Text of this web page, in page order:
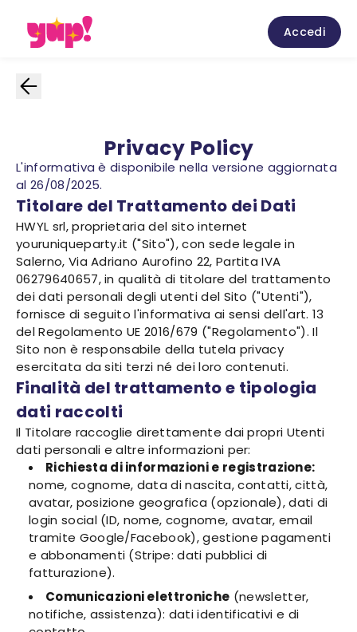
Accedi
Privacy Policy
L'informativa è disponibile nella versione aggiornata
al 26/08/2025.
Titolare del Trattamento dei Dati
HWYL srl, proprietaria del sito internet
youruniqueparty.it ("Sito"), con sede legale in
Salerno, Via Adriano Aurofino 22, Partita IVA
06279640657, in qualità di titolare del trattamento
dei dati personali degli utenti del Sito ("Utenti"),
fornisce di seguito l'informativa ai sensi dell'art. 13
del Regolamento UE 2016/679 ("Regolamento"). Il
Sito non è responsabile della tutela privacy
esercitata da siti terzi né dei loro contenuti.
Finalità del trattamento e tipologia
dati raccolti
Il Titolare raccoglie direttamente dai propri Utenti
dati personali e altre informazioni per:
Richiesta di informazioni e registrazione:
nome, cognome, data di nascita, contatti, città,
avatar, posizione geografica (opzionale), dati di
login social (ID, nome, cognome, avatar, email
tramite Google/Facebook), gestione pagamenti
e abbonamenti (Stripe: dati pubblici di
fatturazione).
Comunicazioni elettroniche (newsletter,
notifiche, assistenza): dati identificativi e di